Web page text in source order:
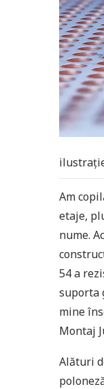
Am
etaje,
nume.
54 a
suporta
mine
Montaj
Alături